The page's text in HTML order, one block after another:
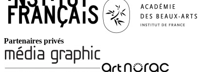
Partenaires privés